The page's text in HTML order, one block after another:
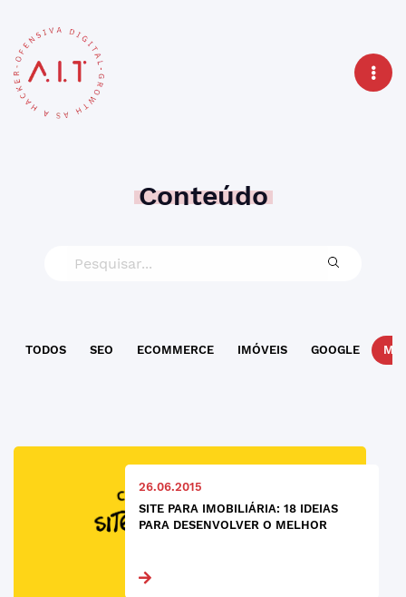
Conteúdo
TODOS SEO ECOMMERCE IMÓVEIS GOOGLE
26.06.2015
SITE PARA IMOBILIÁRIA: 18 IDEIAS
PARA DESENVOLVER O MELHOR